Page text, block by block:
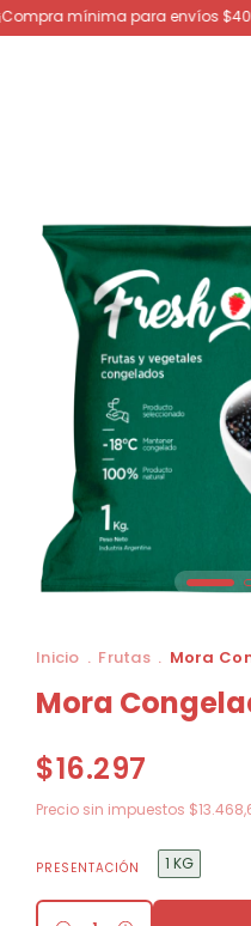
mínima para envíos
Inicio . Frutas . Mora
Mora
$16.297
Precio sin impuestos
PRESENTACIÓN 1 KG